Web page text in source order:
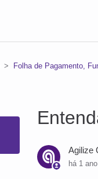
Folha de Pagamento,
Agilize
há 1 ano